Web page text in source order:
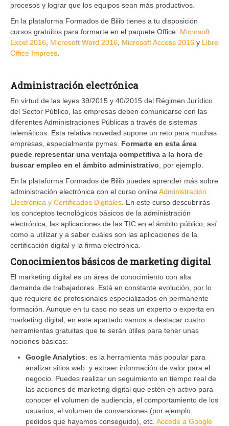
procesos y lograr que los equipos sean más productivos.
En la plataforma Formados de Bilib tienes a tu disposición
cursos gratuitos para formarte en el paquete Office: Microsoft
Excel 2016 Microsoft Word 2016 Microsoft Access 2016 y Libre
Office Impress
Administración electrónica
En virtud de las leyes 39/2015 y 40/2015 del Régimen Jurídico
del Sector Público, las empresas deben comunicarse con las
diferentes Administraciones Públicas a través de sistemas
telemáticos. Esta relativa novedad supone un reto para muchas
empresas, especialmente pymes. Formarte en esta área
puede representar una ventaja competitiva a la hora de
buscar empleo en el ámbito administrativo , por ejemplo.
En la plataforma Formados de Bilib puedes aprender más sobre
administración electrónica con el curso online Administración
Electrónica y Certificados Digitales . En este curso descubrirás
los conceptos tecnológicos básicos de la administración
electrónica; las aplicaciones de las TIC en el ámbito público; así
como a utilizar y a saber cuáles son las aplicaciones de la
certificación digital y la firma electrónica.
Conocimientos básicos de marketing digital
El marketing digital es un área de conocimiento con alta
demanda de trabajadores. Está en constante evolución, por lo
que requiere de profesionales especializados en permanente
formación. Aunque en tu caso no seas un experto o experta en
marketing digital, en este apartado vamos a destacar cuatro
herramientas gratuitas que te serán útiles para tener unas
nociones básicas:
Google Analytics: es la herramienta más popular para
analizar sitios web y extraer información de valor para el
negocio. Puedes realizar un seguimiento en tiempo real de
las acciones de marketing digital que estén en activo para
conocer el volumen de audiencia, el comportamiento de los
usuarios, el volumen de conversiones (por ejemplo,
pedidos que hayamos conseguido), etc. Accede a Google